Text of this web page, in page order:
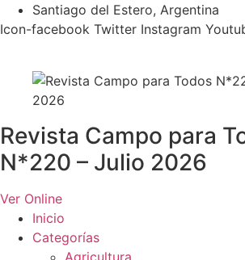
al
Santiago del Estero, Argentina
Icon-facebook Twitter Instagram
Revista Campo para
N*220 – Julio 2026
Ver Online
Inicio
Categorías
Agricultura